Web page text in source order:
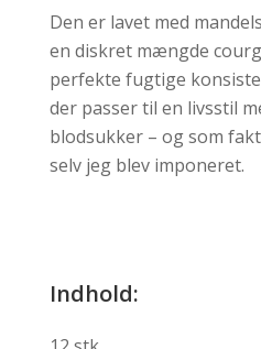
Den er lavet med
en diskret mængde
perfekte fugtige
der passer til en livsstil
blodsukker – og som
selv jeg blev imponeret.
Indhold: